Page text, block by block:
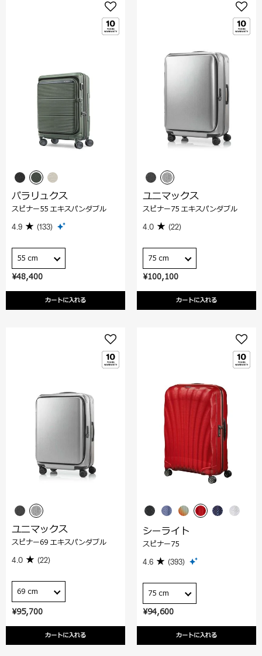
¥48,400
カートに入れる
パラリュクス
スピナー55 エキスパンダブル
4.9 (133)
55 cm
¥100,100
カートに入れる
ユニマックス
スピナー75 エキスパンダブル
4.0 (22)
75 cm
¥95,700
カートに入れる
ユニマックス
スピナー69 エキスパンダブル
4.0 (22)
69 cm
¥94,600
カートに入れる
シーライト
スピナー75
4.6 (393)
75 cm